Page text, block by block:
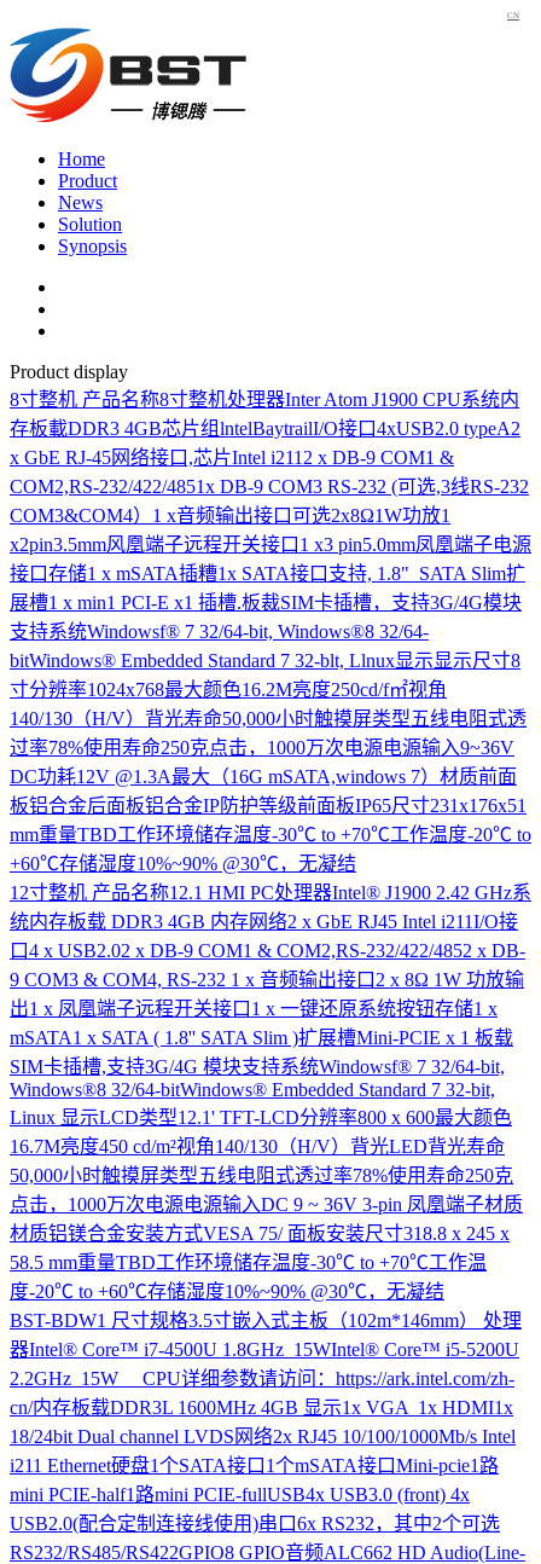
CN
Home
Product
News
Solution
Synopsis
Product display
8寸整机 产品名称8寸整机处理器Inter Atom J1900 CPU系统内
存板載DDR3 4GB芯片组lntelBaytrailI/O接口4xUSB2.0 typeA2
x GbE RJ-45网络接口,芯片Intel i2112 x DB-9 COM1 &
COM2,RS-232/422/4851x DB-9 COM3 RS-232 (可选,3线RS-232
COM3&COM4）1 x音频输出接口可选2x8Ω1W功放1
x2pin3.5mm风凰端子远程开关接口1 x3 pin5.0mm凤凰端子电源
接口存储1 x mSATA插糟1x SATA接口支持, 1.8" SATA Slim扩
展槽1 x min1 PCI-E x1 插槽.板裁SIM卡插槽，支持3G/4G模块
支持系统Windowsf® 7 32/64-bit, Windows®8 32/64-
bitWindows® Embedded Standard 7 32-blt, Llnux显示显示尺寸8
寸分辨率1024x768最大颜色16.2M亮度250cd/f㎡视角
140/130（H/V）背光寿命50,000小时触摸屏类型五线电阻式透
过率78%使用寿命250克点击，1000万次电源电源输入9~36V
DC功耗12V @1.3A最大（16G mSATA,windows 7）材质前面
板铝合金后面板铝合金IP防护等级前面板IP65尺寸231x176x51
mm重量TBD工作环境储存温度-30℃ to +70℃工作温度-20℃ to
+60℃存储湿度10%~90% @30℃，无凝结
12寸整机 产品名称12.1 HMI PC处理器Intel® J1900 2.42 GHz系
统内存板载 DDR3 4GB 内存网络2 x GbE RJ45 Intel i211I/O接
口4 x USB2.02 x DB-9 COM1 & COM2,RS-232/422/4852 x DB-
9 COM3 & COM4, RS-232 1 x 音频输出接口2 x 8Ω 1W 功放输
出1 x 凤凰端子远程开关接口1 x 一键还原系统按钮存储1 x
mSATA1 x SATA ( 1.8'' SATA Slim )扩展槽Mini-PCIE x 1 板载
SIM卡插槽,支持3G/4G 模块支持系统Windowsf® 7 32/64-bit,
Windows®8 32/64-bitWindows® Embedded Standard 7 32-bit,
Linux 显示LCD类型12.1' TFT-LCD分辨率800 x 600最大颜色
16.7M亮度450 cd/m²视角140/130（H/V）背光LED背光寿命
50,000小时触摸屏类型五线电阻式透过率78%使用寿命250克
点击，1000万次电源电源输入DC 9 ~ 36V 3-pin 凤凰端子材质
材质铝镁合金安装方式VESA 75/ 面板安装尺寸318.8 x 245 x
58.5 mm重量TBD工作环境储存温度-30℃ to +70℃工作温
度-20℃ to +60℃存储湿度10%~90% @30℃，无凝结
BST-BDW1 尺寸规格3.5寸嵌入式主板（102m*146mm） 处理
器Intel® Core™ i7-4500U 1.8GHz 15WIntel® Core™ i5-5200U
2.2GHz 15W CPU详细参数请访问：https://ark.intel.com/zh-
cn/内存板载DDR3L 1600MHz 4GB 显示1x VGA 1x HDMI1x
18/24bit Dual channel LVDS网络2x RJ45 10/100/1000Mb/s Intel
i211 Ethernet硬盘1个SATA接口1个mSATA接口Mini-pcie1路
mini PCIE-half1路mini PCIE-fullUSB4x USB3.0 (front) 4x
USB2.0(配合定制连接线使用)串口6x RS232，其中2个可选
RS232/RS485/RS422GPIO8 GPIO音频ALC662 HD Audio(Line-